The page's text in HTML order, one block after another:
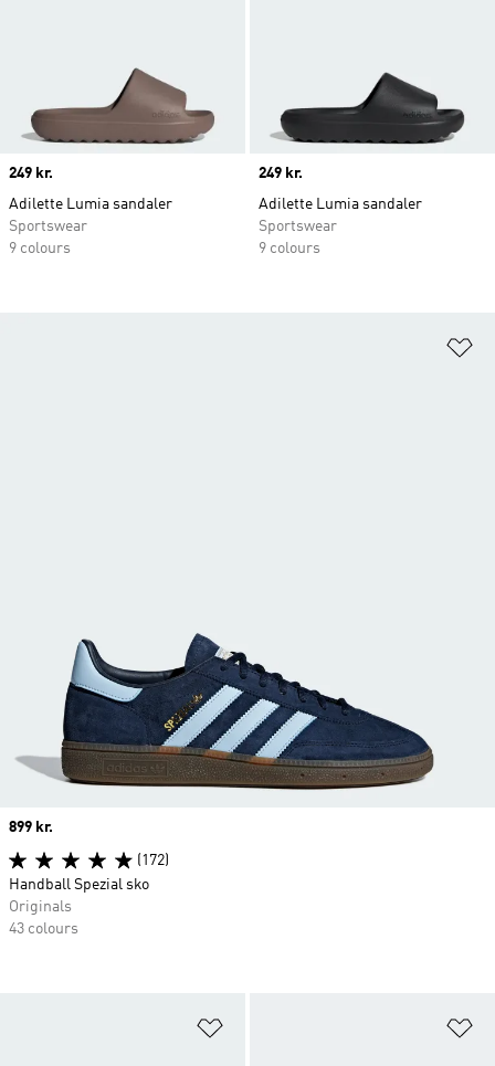
Price
249 kr.
Adilette Lumia sandaler
Sportswear
9 colours
Price
249 kr.
Adilette Lumia sandaler
Sportswear
9 colours
Price
899 kr.
(172)
Handball Spezial sko
Originals
43 colours